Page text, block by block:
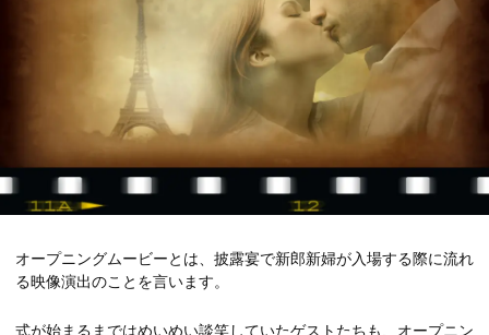
オープニングムービーとは、披露宴で新郎新婦が入場する際に流れ
る映像演出のことを言います。
式が始まるまではめいめい談笑していたゲストたちも、オープニン